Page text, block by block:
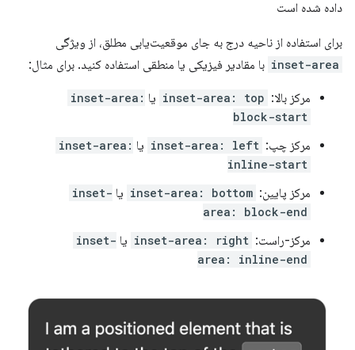
داده شده است
برای استفاده از ناحیه درج به جای موقعیت‌یابی مطلق، از ویژگی
inset-area با مقادیر فیزیکی یا منطقی استفاده کنید. برای مثال:
مرکز بالا: inset-area: top یا inset-area:
block-start
مرکز چپ: inset-area: left یا inset-area:
inline-start
مرکز پایین: inset-area: bottom یا inset-
area: block-end
مرکز-راست: inset-area: right یا inset-
area: inline-end